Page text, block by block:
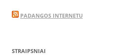
PADANGOS INTERNETU
STRAIPSNIAI